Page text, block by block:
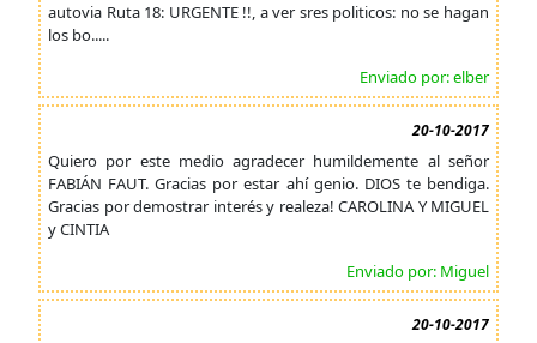
autovia Ruta 18: URGENTE !!, a ver sres politicos: no se hagan
los bo.....
Enviado por: elber
20-10-2017
Quiero por este medio agradecer humildemente al señor
FABIÁN FAUT. Gracias por estar ahí genio. DIOS te bendiga.
Gracias por demostrar interés y realeza! CAROLINA Y MIGUEL
y CINTIA
Enviado por: Miguel
20-10-2017